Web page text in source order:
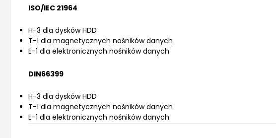
ISO/IEC 21964
H-3 dla dysków HDD
T-1 dla magnetycznych nośników danych
E-1 dla elektronicznych nośników danych
DIN66399
H-3 dla dysków HDD
T-1 dla magnetycznych nośników danych
E-1 dla elektronicznych nośników danych